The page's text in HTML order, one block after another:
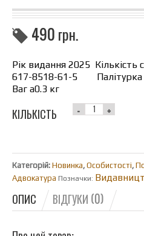
490грн.
Рік видання 2025 Кількість
617-8518-61-5 Палітурка
Ваг а0.3 кг
КІЛЬКІСТЬ
Категорій: Новинка, Особистості,
Адвокатура Позначки:
ОПИС ВІДГУКИ (0)